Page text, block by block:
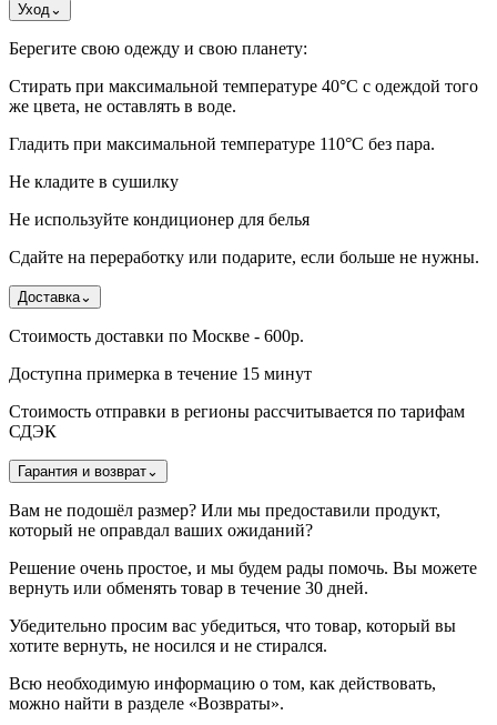
Уход⌄
Берегите свою одежду и свою планету:
Стирать при максимальной температуре 40°C с одеждой того
же цвета, не оставлять в воде.
Гладить при максимальной температуре 110°С без пара.
Не кладите в сушилку
Не используйте кондиционер для белья
Сдайте на переработку или подарите, если больше не нужны.
Доставка⌄
Стоимость доставки по Москве - 600р.
Доступна примерка в течение 15 минут
Стоимость отправки в регионы рассчитывается по тарифам
СДЭК
Гарантия и возврат⌄
Вам не подошёл размер? Или мы предоставили продукт,
который не оправдал ваших ожиданий?
Решение очень простое, и мы будем рады помочь. Вы можете
вернуть или обменять товар в течение 30 дней.
Убедительно просим вас убедиться, что товар, который вы
хотите вернуть, не носился и не стирался.
Всю необходимую информацию о том, как действовать,
можно найти в разделе «Возвраты».